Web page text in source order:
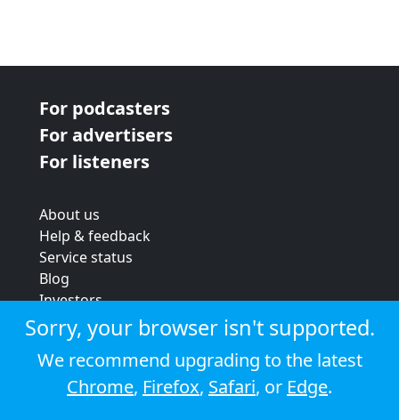
For podcasters
For advertisers
For listeners
About us
Help & feedback
Service status
Blog
Investors
Strategic review
Terms & conditions
Privacy policy
Cookie policy
Sorry, your browser isn't supported.
We recommend upgrading to the latest
Chrome, Firefox, Safari, or Edge.